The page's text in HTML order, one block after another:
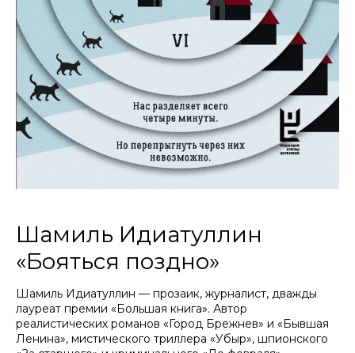
Шамиль Идиатуллин
«Бояться поздно»
Шамиль Идиатуллин — прозаик, журналист, дважды
лауреат премии «Большая книга». Автор
реалистических романов «Город Брежнев» и «Бывшая
Ленина», мистического триллера «Убыр», шпионского